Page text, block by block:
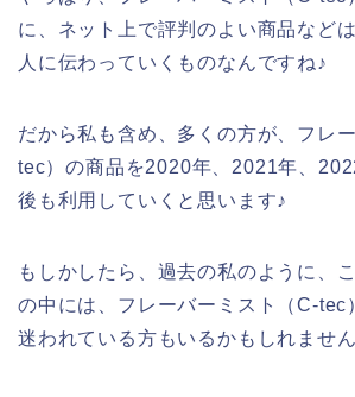
に、ネット上で評判のよい商品など
人に伝わっていくものなんですね♪
だから私も含め、多くの方が、フレ
tec）の商品を2020年、2021年、
後も利用していくと思います♪
もしかしたら、過去の私のように、
の中には、フレーバーミスト（C-tec
迷われている方もいるかもしれません